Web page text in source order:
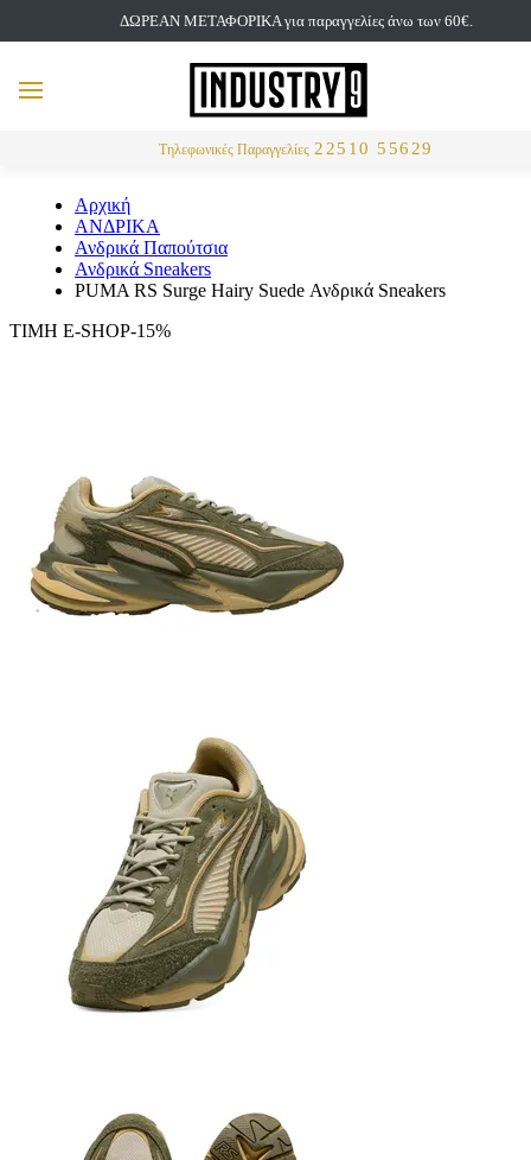
ΔΩΡΕΑΝ ΜΕΤΑΦΟΡΙΚΑ για παραγγελίες άνω των 60€.
Τηλεφωνικές Παραγγελίες 22510 55629
MENU
Αρχική
ΑΝΔΡΙΚΑ
Ανδρικά Παπούτσια
Ανδρικά Sneakers
PUMA RS Surge Hairy Suede Ανδρικά Sneakers
ΤΙΜΗ E-SHOP-15%